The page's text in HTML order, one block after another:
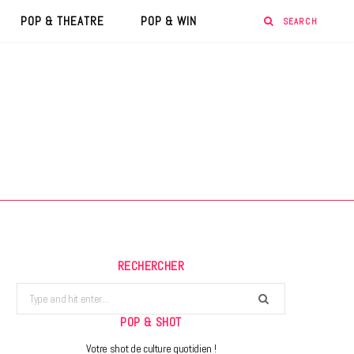
POP & THEATRE POP & WIN
RECHERCHER
Search
for:
POP & SHOT
Votre shot de culture quotidien !